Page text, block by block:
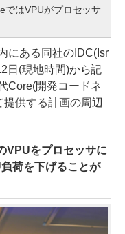
ではVPUがプロセッサ
にある同社のIDC(Isr
日(現地時間)から記
Core(開発コードネ
供する計画の周辺
VPUをプロセッサに
荷を下げることが